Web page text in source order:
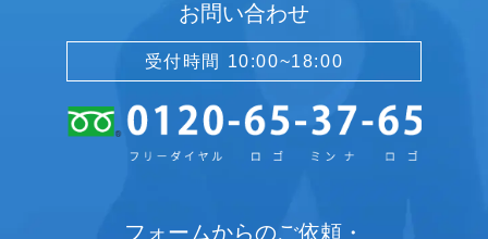
お問い合わせ
受付時間 10:00~18:00
フォームからのご依頼・